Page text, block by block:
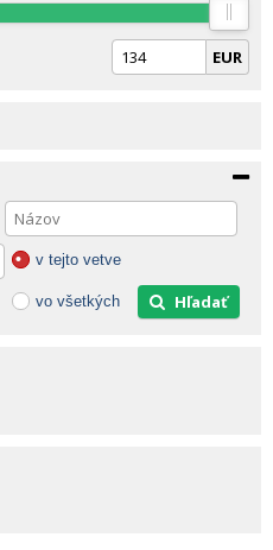
EUR
v tejto vetve
vo všetkých Hľadať